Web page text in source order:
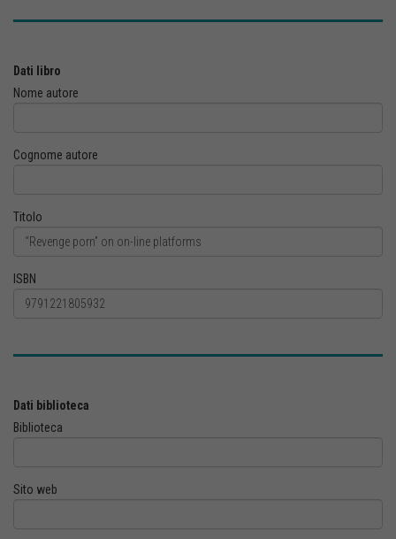
Dati libro
Nome autore
Cognome autore
Titolo
ISBN
Dati biblioteca
Biblioteca
Sito web